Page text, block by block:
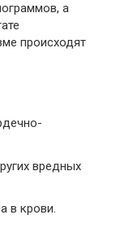
а
происходят
вредных
в крови.